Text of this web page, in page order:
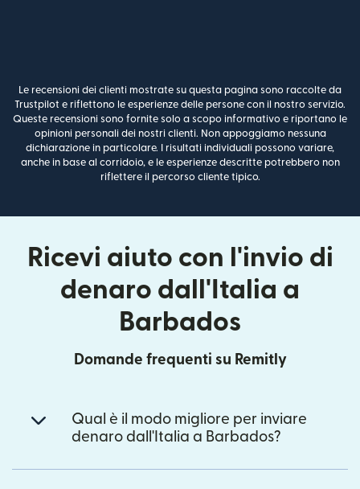
Le recensioni dei clienti mostrate su questa pagina sono raccolte da
Trustpilot e riflettono le esperienze delle persone con il nostro servizio.
Queste recensioni sono fornite solo a scopo informativo e riportano le
opinioni personali dei nostri clienti. Non appoggiamo nessuna
dichiarazione in particolare. I risultati individuali possono variare,
anche in base al corridoio, e le esperienze descritte potrebbero non
riflettere il percorso cliente tipico.
Ricevi aiuto con l'invio di
denaro dall'Italia a
Barbados
Domande frequenti su Remitly
Qual è il modo migliore per inviare
denaro dall'Italia a Barbados?